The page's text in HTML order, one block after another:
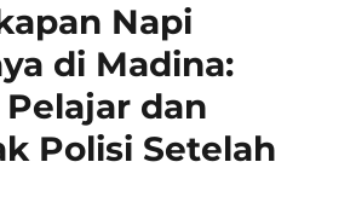
Napi
di Madina:
dan
Polisi Setelah